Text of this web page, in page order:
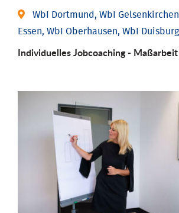
WbI Dortmund, WbI
Essen, WbI Oberhausen, WbI Duisburg
Individu­elles Job­coaching - Maßarbeit